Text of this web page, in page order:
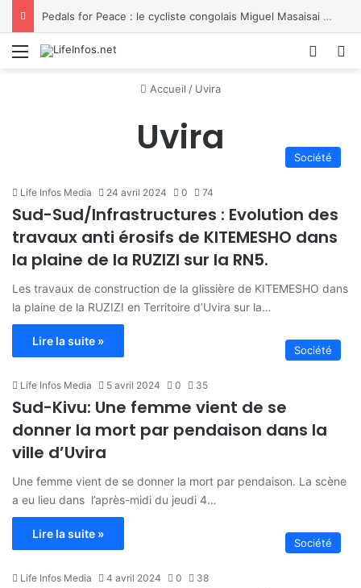
Pedals for Peace : le cycliste congolais Miguel Masaisai arrive à Kinshasa après plus de 3 mois de route vers le Maroc
Menu
Accueil / Uvira
Uvira Société
Life Infos Media 24 avril 2024 0 74
Sud-Sud/Infrastructures : Evolution des
travaux anti érosifs de KITEMESHO dans
la plaine de la RUZIZI sur la RN5.
Les travaux de construction de la glissière de KITEMESHO dans
la plaine de la RUZIZI en Territoire d’Uvira sur la…
Lire la suite »
Société
Life Infos Media 5 avril 2024 0 35
Sud-Kivu: Une femme vient de se
donner la mort par pendaison dans la
ville d’Uvira
Une femme vient de se donner la mort par pendaison. La scène
a eu lieu dans l’après-midi du jeudi 4…
Lire la suite »
Société
Life Infos Media 4 avril 2024 0 38